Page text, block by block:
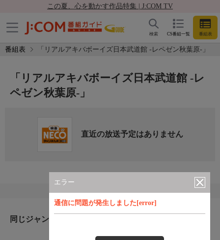
この夏、心を動かす作品特集 | J:COM TV
CS番組一覧 番組表
検索
番組表 「リアルアキバボーイズ日本武道館 -レペゼン秋葉原-」
エラー
通信に問題が発生しました[error]
「リアルアキバボーイズ日本武道館 -レ
ペゼン秋葉原-」
直近の放送予定はありません
同じジャンルのおすすめ番組